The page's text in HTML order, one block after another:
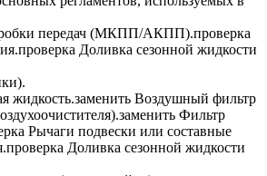
передач (МКПП/АКПП).проверка
проверка Доливка сезонной жидкости
жидкость.заменить Воздушный фильтр
заменить Фильтр
Рычаги подвески или составные
проверка Доливка сезонной жидкости